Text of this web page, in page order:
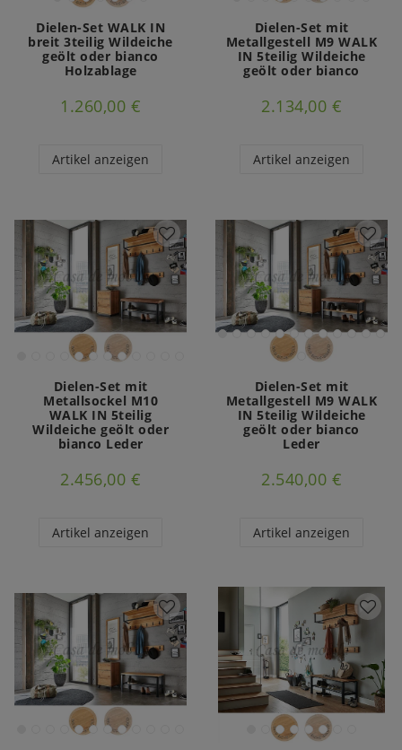
Dielen-Set WALK IN
breit 3teilig Wildeiche
geölt oder bianco
Holzablage
1.260,00 €
Artikel anzeigen
Dielen-Set mit
Metallgestell M9 WALK
IN 5teilig Wildeiche
geölt oder bianco
2.134,00 €
Artikel anzeigen
Dielen-Set mit
Metallsockel M10
WALK IN 5teilig
Wildeiche geölt oder
bianco Leder
2.456,00 €
Artikel anzeigen
Dielen-Set mit
Metallgestell M9 WALK
IN 5teilig Wildeiche
geölt oder bianco
Leder
2.540,00 €
Artikel anzeigen